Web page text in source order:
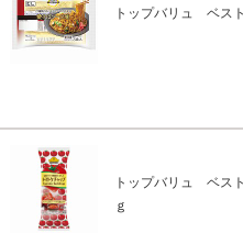
トップバリュ ベス
トップバリュ ベス
ｇ